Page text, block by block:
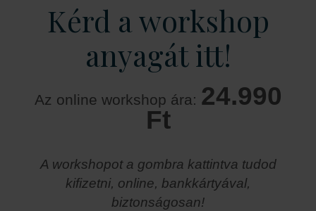
Kérd a workshop
anyagát itt!
Az online workshop ára: 24.990
Ft
A workshopot a gombra kattintva tudod
kifizetni, online, bankkártyával,
biztonságosan!